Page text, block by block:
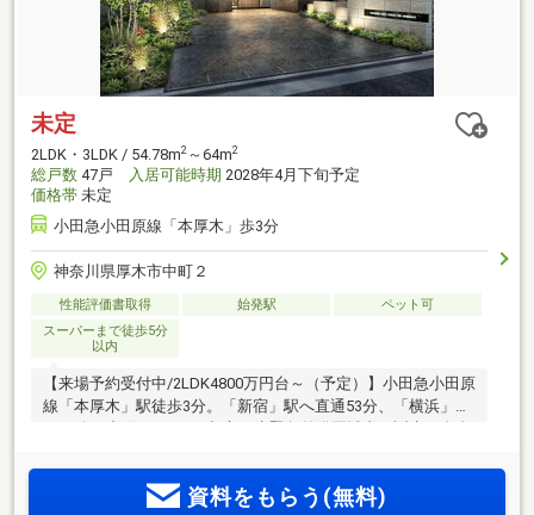
未定
2LDK・3LDK / 54.78m2 ～64m2
総戸数 47戸 入居可能時期 2028年4月下旬予定
価格帯 未定
小田急小田原線「本厚木」歩3分
神奈川県厚木市中町２
性能評価書取得 始発駅
ペット可
スーパーまで徒歩5分
以内
【来場予約受付中/2LDK4800万円台～（予定）】小田急小田原
線「本厚木」駅徒歩3分。「新宿」駅へ直通53分、「横浜」駅
ド」をはじめ、多彩な商業施設が集積する北口エリア。
資料をもらう(無料)